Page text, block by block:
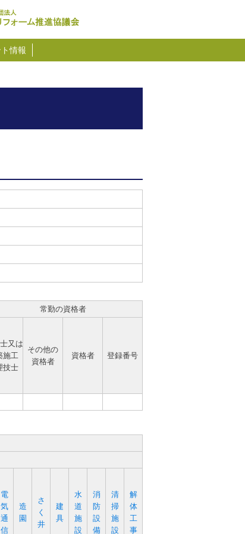
情報
常勤の資格者
又は
施工
技士
その他の
資格者
資格者 登録番号
電
気
通
信
造
園
さ
く
井
建
具
水
道
施
設
消
防
設
備
清
掃
施
設
解
体
工
事